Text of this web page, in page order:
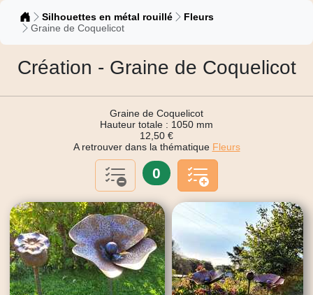
Catalogue
Silhouettes en métal rouillé
Fleurs
Graine de Coquelicot
Création - Graine de Coquelicot
Graine de Coquelicot
Hauteur totale : 1050 mm
12,50 €
A retrouver dans la thématique Fleurs
0